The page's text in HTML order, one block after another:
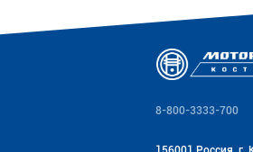
8-800-3333-700